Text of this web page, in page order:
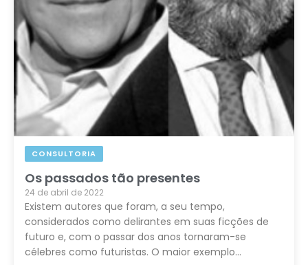
CONSULTORIA
Os passados tão presentes
24 de abril de 2022
Existem autores que foram, a seu tempo,
considerados como delirantes em suas ficções de
futuro e, com o passar dos anos tornaram-se
célebres como futuristas. O maior exemplo…